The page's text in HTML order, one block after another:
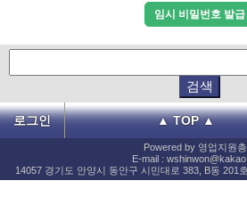
로그인 ▲ TOP ▲
Powered by 영업지원
E-mail :
14057 경기도 안양시 동안구 시민대로 383, B동 201